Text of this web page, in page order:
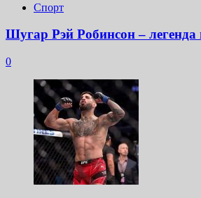
Спорт
Шугар Рэй Робинсон – легенда
0